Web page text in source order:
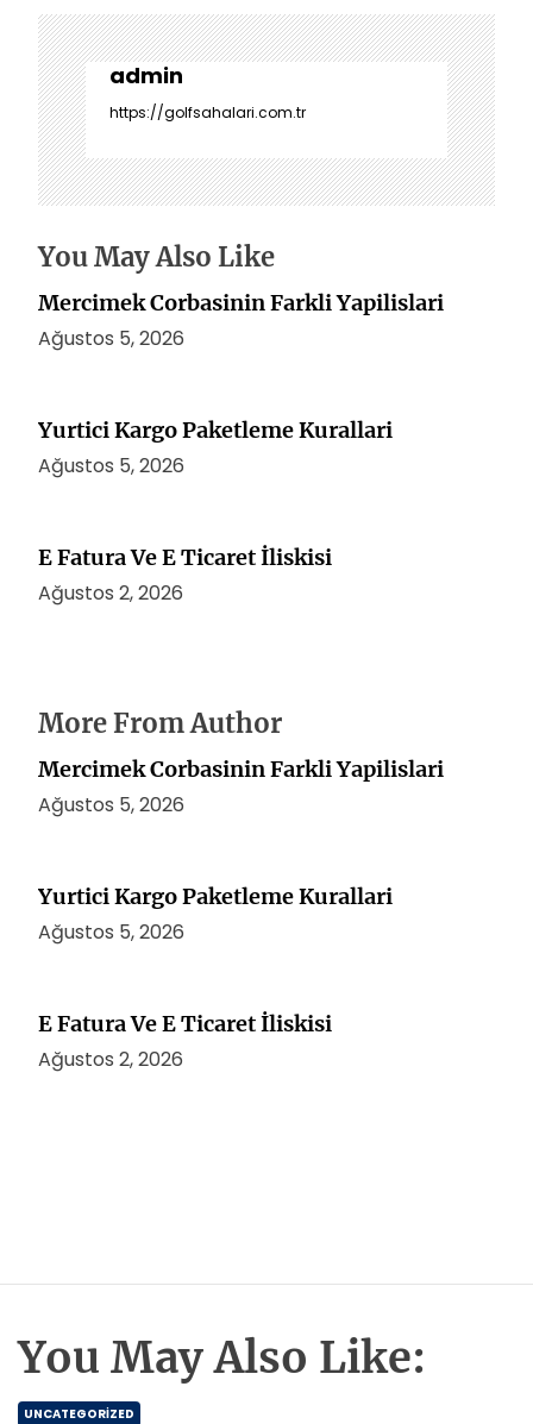
ı
g
e
z
i
n
m
s
i
admin
https://golfsahalari.com.tr
You May Also Like
Mercimek Corbasinin Farkli Yapilislari
Ağustos 5, 2026
Yurtici Kargo Paketleme Kurallari
Ağustos 5, 2026
E Fatura Ve E Ticaret İliskisi
Ağustos 2, 2026
More From Author
Mercimek Corbasinin Farkli Yapilislari
Ağustos 5, 2026
Yurtici Kargo Paketleme Kurallari
Ağustos 5, 2026
E Fatura Ve E Ticaret İliskisi
Ağustos 2, 2026
You May Also Like:
UNCATEGORIZED